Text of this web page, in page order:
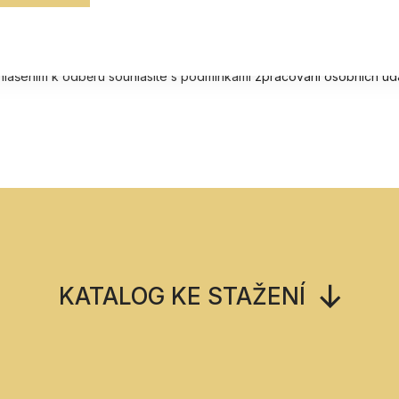
k odběru souhlasíte s podmínkami zpracování osobních
KATALOG KE STAŽENÍ